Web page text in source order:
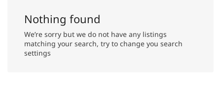
Nothing found
We’re sorry but we do not have any listings
matching your search, try to change you search
settings